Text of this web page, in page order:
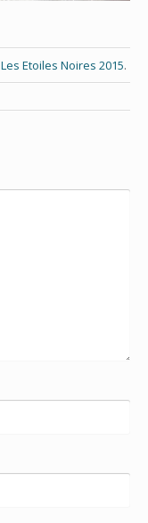
Les Etoiles Noires 2015.